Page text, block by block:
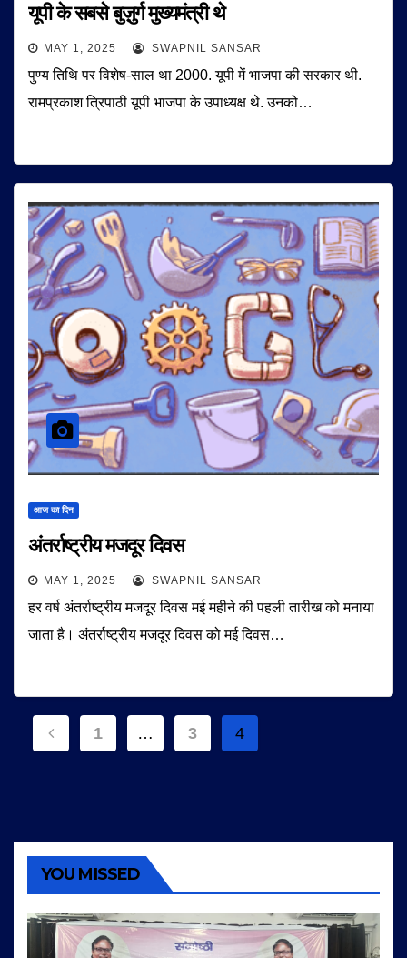
यूपी के सबसे बुज़ुर्ग मुख्यमंत्री थे
MAY 1, 2025 SWAPNIL SANSAR
पुण्य तिथि पर विशेष-साल था 2000. यूपी में भाजपा की सरकार थी.
रामप्रकाश त्रिपाठी यूपी भाजपा के उपाध्यक्ष थे. उनको…
आज का दिन
अंतर्राष्ट्रीय मजदूर दिवस
MAY 1, 2025 SWAPNIL SANSAR
हर वर्ष अंतर्राष्ट्रीय मजदूर दिवस मई महीने की पहली तारीख को मनाया
जाता है। अंतर्राष्ट्रीय मजदूर दिवस को मई दिवस…
Posts
1 … 3 4
YOU MISSED